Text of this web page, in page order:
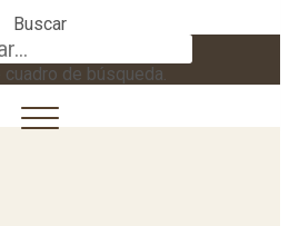
Buscar
cuadro de búsqueda.